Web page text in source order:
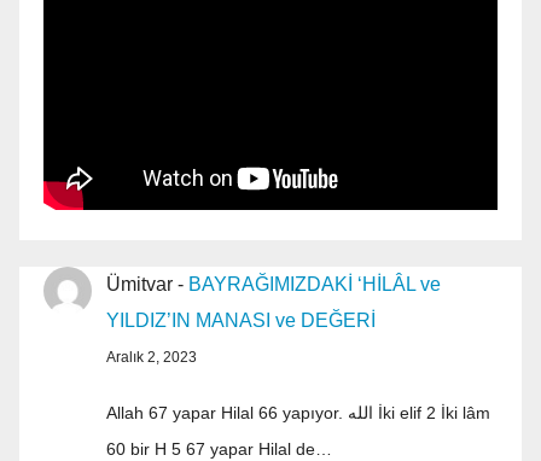
Ümitvar - BAYRAĞIMIZDAKİ ‘HİLÂL ve
YILDIZ’IN MANASI ve DEĞERİ
Aralık 2, 2023
Allah 67 yapar Hilal 66 yapıyor. الله İki elif 2 İki lâm
60 bir H 5 67 yapar Hilal de…